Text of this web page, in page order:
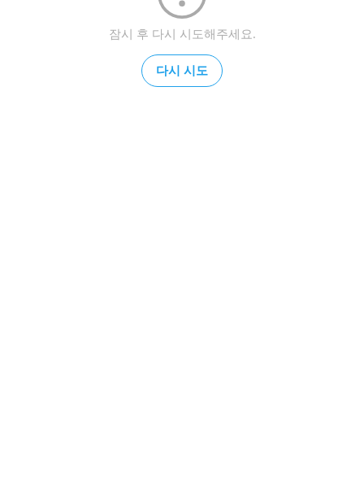
잠시 후 다시 시도해주세요.
다시 시도